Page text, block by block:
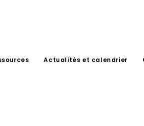
Actualités et calendrier